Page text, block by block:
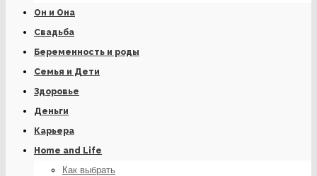
Он и Она
Свадьба
Беременность и роды
Семья и Дети
Здоровье
Деньги
Карьера
Home and Life
Как выбрать